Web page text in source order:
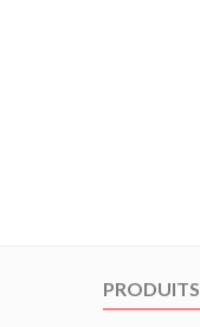
PRODUITS